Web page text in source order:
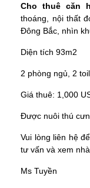
Cho thuê căn
thoáng, nội thất
Đông Bắc, nhìn
Diện tích 93m2
2 phòng ngủ, 2
Giá thuê: 1,000
Được nuôi thú
Vui lòng liên hệ
tư vấn và xem
Ms Tuyền